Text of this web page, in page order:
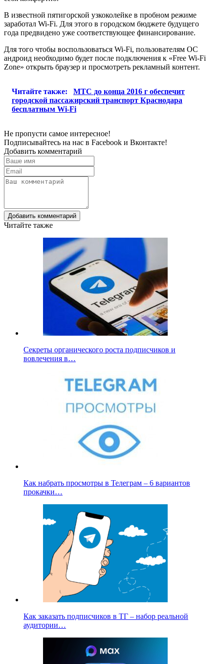
В известной пятигорской узкоколейке в пробном режиме
заработал Wi-Fi. Для этого в городском бюджете будущего
года предвидено уже соответствующее финансирование.
Для того чтобы воспользоваться Wi-Fi, пользователям ОС
андроид необходимо будет после подключения к «Free Wi-Fi
Zone» открыть браузер и просмотреть рекламный контент.
Читайте также:
МТС до конца 2016 г обеспечит
городской пассажирский транспорт Краснодара
бесплатным Wi-Fi
Не пропусти самое интересное!
Подписывайтесь на нас в Facebook и Вконтакте!
Добавить комментарий
Добавить комментарий
Читайте также
Секреты органического роста подписчиков и
вовлечения в…
Как набрать просмотры в Телеграм – 6 вариантов
прокачки…
Как заказать подписчиков в ТГ – набор реальной
аудитории…